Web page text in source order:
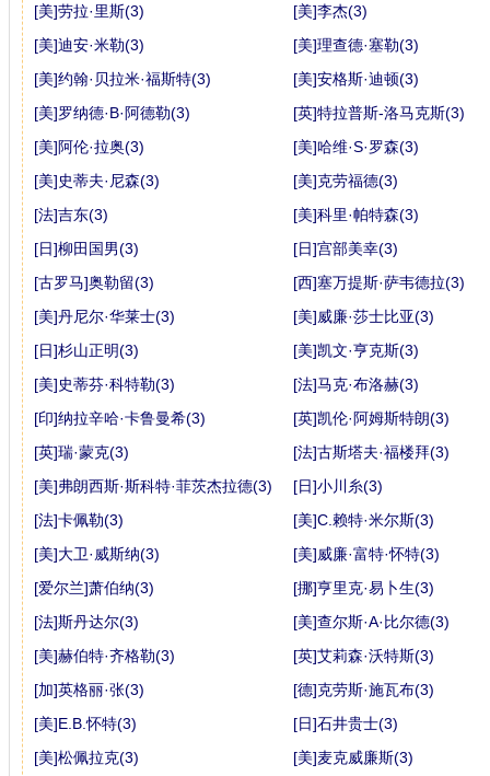
[美]劳拉·里斯(3)
[美]李杰(3)
[美]迪安·米勒(3)
[美]理查德·塞勒(3)
[美]约翰·贝拉米·福斯特(3)
[美]安格斯·迪顿(3)
[美]罗纳德·B·阿德勒(3)
[英]特拉普斯-洛马克斯(3)
[美]阿伦·拉奥(3)
[美]哈维·S·罗森(3)
[美]史蒂夫·尼森(3)
[美]克劳福德(3)
[法]吉东(3)
[美]科里·帕特森(3)
[日]柳田国男(3)
[日]宫部美幸(3)
[古罗马]奥勒留(3)
[西]塞万提斯·萨韦德拉(3)
[美]丹尼尔·华莱士(3)
[美]威廉·莎士比亚(3)
[日]杉山正明(3)
[美]凯文·亨克斯(3)
[美]史蒂芬·科特勒(3)
[法]马克·布洛赫(3)
[印]纳拉辛哈·卡鲁曼希(3)
[英]凯伦·阿姆斯特朗(3)
[英]瑞·蒙克(3)
[法]古斯塔夫·福楼拜(3)
[美]弗朗西斯·斯科特·菲茨杰拉德(3)
[日]小川糸(3)
[法]卡佩勒(3)
[美]C.赖特·米尔斯(3)
[美]大卫·威斯纳(3)
[美]威廉·富特·怀特(3)
[爱尔兰]萧伯纳(3)
[挪]亨里克·易卜生(3)
[法]斯丹达尔(3)
[美]查尔斯·A·比尔德(3)
[美]赫伯特·齐格勒(3)
[英]艾莉森·沃特斯(3)
[加]英格丽·张(3)
[德]克劳斯·施瓦布(3)
[美]E.B.怀特(3)
[日]石井贵士(3)
[美]松佩拉克(3)
[美]麦克威廉斯(3)